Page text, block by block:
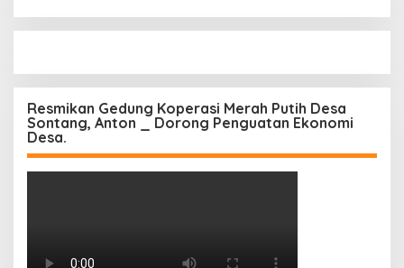
Resmikan Gedung Koperasi Merah Putih Desa
Sontang, Anton _ Dorong Penguatan Ekonomi
Desa.